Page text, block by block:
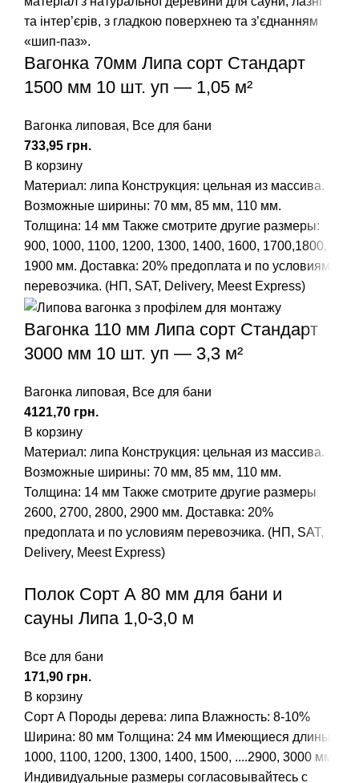
Вагонка 70мм Липа сорт Стандарт
1500 мм 10 шт. уп — 1,05 м²
Вагонка липовая, Все для бани
грн.
В корзину
Материал: липа Конструкция: цельная из массива.
Возможные ширины: 70 мм, 85 мм, 110 мм.
Толщина: 14 мм Также смотрите другие размеры:
900, 1000, 1100, 1200, 1300, 1400, 1600, 1700,1800,
1900 мм. Доставка: 20% предоплата и по условиям
перевозчика. (НП, SAT, Delivery, Meest Express)
Вагонка 110 мм Липа сорт Стандарт
3000 мм 10 шт. уп — 3,3 м²
Вагонка липовая, Все для бани
грн.
В корзину
Материал: липа Конструкция: цельная из массива.
Возможные ширины: 70 мм, 85 мм, 110 мм.
Толщина: 14 мм Также смотрите другие размеры
2600, 2700, 2800, 2900 мм. Доставка: 20%
предоплата и по условиям перевозчика. (НП, SAT,
Delivery, Meest Express)
Полок Сорт А 80 мм для бани и
сауны Липа 1,0-3,0 м
Все для бани
грн.
В корзину
Сорт А Породы дерева: липа Влажность: 8-10%
Ширина: 80 мм Толщина: 24 мм Имеющиеся длины:
1000, 1100, 1200, 1300, 1400, 1500, ....2900, 3000 мм
Индивидуальные размеры согласовывайтесь с